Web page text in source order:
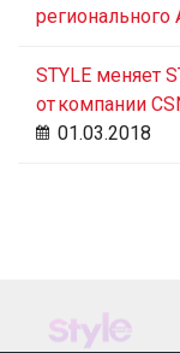
STYLE меняет
от компании
01.03.2018